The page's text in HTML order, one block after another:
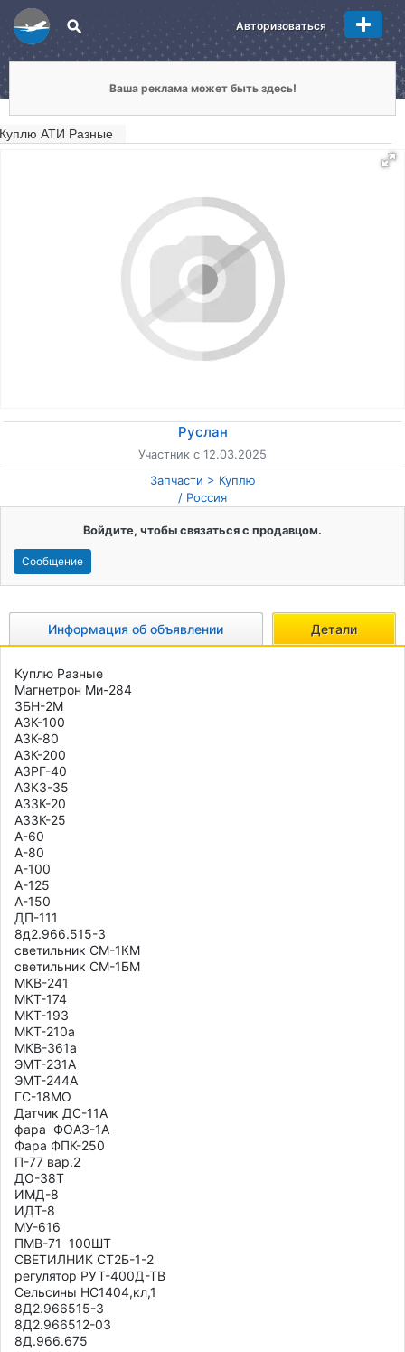
Авторизоваться
Ваша реклама может быть здесь!
Куплю АТИ Разные
Руслан
Участник с 12.03.2025
Запчасти
Куплю
Россия
/
Войдите, чтобы связаться с продавцом.
Сообщение
Информация об объявлении Детали
Куплю Разные
Магнетрон Ми-284
3БН-2М
АЗК-100
АЗК-80
АЗК-200
АЗРГ-40
АЗК3-35
АЗ3К-20
АЗ3К-25
А-60
А-80
А-100
А-125
А-150
ДП-111
8д2.966.515-3
светильник СМ-1КМ
светильник СМ-1БМ
МКВ-241
МКТ-174
МКТ-193
МКТ-210а
МКВ-361а
ЭМТ-231А
ЭМТ-244А
ГС-18МО
Датчик ДС-11А
фара  ФОАЗ-1А
Фара ФПК-250
П-77 вар.2
ДО-38Т
ИМД-8
ИДТ-8
МУ-616
ПМВ-71  100ШТ
СВЕТИЛНИК СТ2Б-1-2
регулятор РУТ-400Д-ТВ
Сельсины НС1404,кл,1
8Д2.966515-3
8Д2.966512-03
8Д.966.675